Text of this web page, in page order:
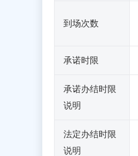
到场次数
承诺时限
承诺办结时限
说明
法定办结时限
说明